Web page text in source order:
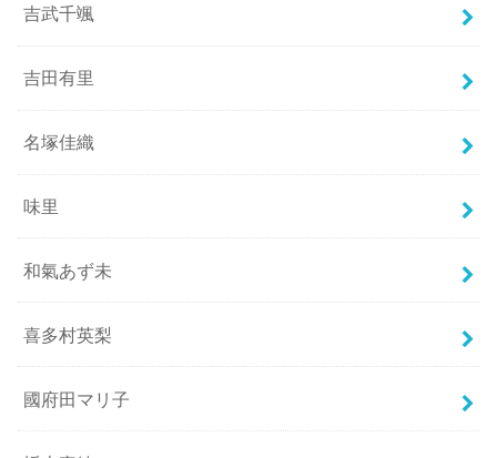
吉武千颯
吉田有里
名塚佳織
味里
和氣あず未
喜多村英梨
國府田マリ子